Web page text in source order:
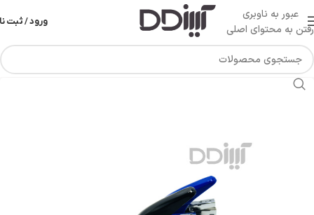
عبور به ناوبری
رفتن به محتوای اصلی
ورود / ثبت